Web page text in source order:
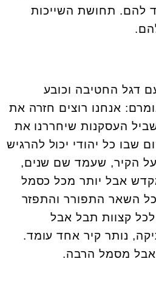
להם. תחושת השייכות
.
דגל החטיבה וכובע
אנחנו רוצים חזרה את
העסקנות שיחררנו את
שבו כל יהודי יכול להרגיש
על הקיר, שעמד שם שנים,
אבל יותר מכל כסמל
השאר התפורר והתפזר
קצוות תבל אבל
נותר קיר אחד עומד.
אבל מסמל הרבה.